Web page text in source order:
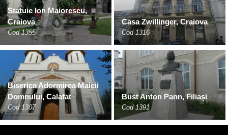
Statuie Ion Maiorescu,
Craiova
Cod 1355
Casa Zwillinger, Craiova
Cod 1316
Biserica Adormirea Maicii
Domnului, Calafat
Cod 1307
Bust Anton Pann, Filiași
Cod 1391